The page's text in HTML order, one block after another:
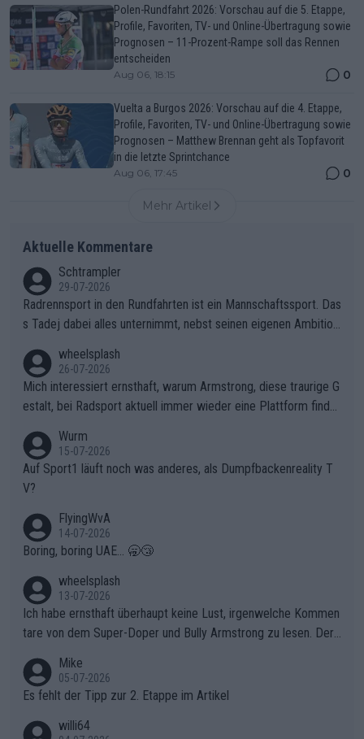
Polen-Rundfahrt 2026: Vorschau auf die 5. Etappe,
Profile, Favoriten, TV- und Online-Übertragung sowie
Prognosen – 11-Prozent-Rampe soll das Rennen
entscheiden
Aug 06, 18:15 0
Vuelta a Burgos 2026: Vorschau auf die 4. Etappe,
Profile, Favoriten, TV- und Online-Übertragung sowie
Prognosen – Matthew Brennan geht als Topfavorit
in die letzte Sprintchance
Aug 06, 17:45 0
Mehr Artikel
Aktuelle Kommentare
Schtrampler
29-07-2026
Radrennsport in den Rundfahrten ist ein Mannschaftssport. Das
s Tadej dabei alles unternimmt, nebst seinen eigenen Ambition
ganze Team auch mental stark zu machen und konkret am Erf
olg teilzuhaben, ist ihm ganz hoch anzurechnen. Das ist ein Zei
chen weit über den Radsport hinaus.
wheelsplash
26-07-2026
Mich interessiert ernsthaft, warum Armstrong, diese traurige G
estalt, bei Radsport aktuell immer wieder eine Plattform finde
Wurm
15-07-2026
Auf Sport1 läuft noch was anderes, als Dumpfbackenreality T
V?
FlyingWvA
14-07-2026
Boring, boring UAE... 🥱😴
wheelsplash
13-07-2026
Ich habe ernsthaft überhaupt keine Lust, irgenwelche Kommen
tare von dem Super-Doper und Bully Armstrong zu lesen. Der
r die gehört nicht in dieses Medium!
Mike
05-07-2026
Es fehlt der Tipp zur 2. Etappe im Artikel
willi64